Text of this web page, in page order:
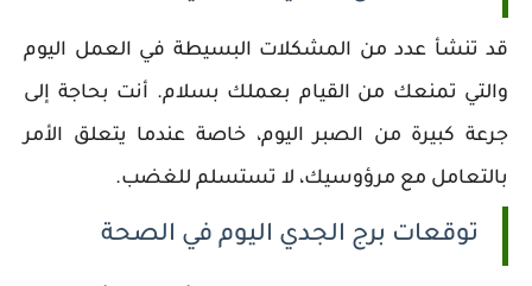
قد تنشأ عدد من المشكلات البسيطة في العمل اليوم
والتي تمنعك من القيام بعملك بسلام. أنت بحاجة إلى
جرعة كبيرة من الصبر اليوم، خاصة عندما يتعلق الأمر
بالتعامل مع مرؤوسيك، لا تستسلم للغضب.
توقعات برج الجدي اليوم في الصحة